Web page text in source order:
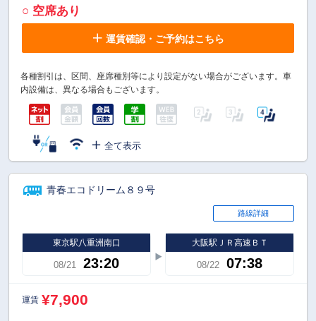
○ 空席あり
運賃確認・ご予約はこちら
各種割引は、区間、座席種別等により設定がない場合がございます。車
内設備は、異なる場合もございます。
全て表示
青春エコドリーム８９号
路線詳細
東京駅八重洲南口
08/21 23:20
大阪駅ＪＲ高速ＢＴ
08/22 07:38
運賃 ¥7,900